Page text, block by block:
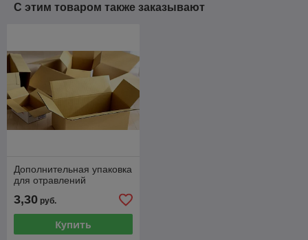
С этим товаром также заказывают
Дополнительная упаковка
для отравлений
3,30 руб.
Купить